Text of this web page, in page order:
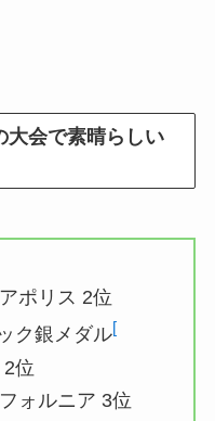
大会で素晴らしい
ポリス 2位
ク銀メダル[
位
ォルニア 3位